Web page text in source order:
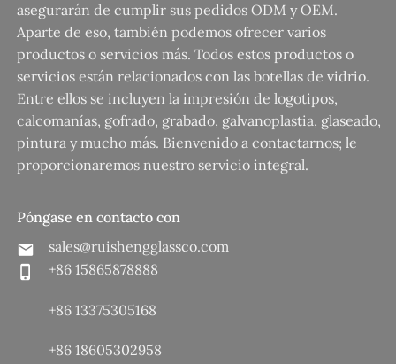
asegurarán de cumplir sus pedidos ODM y OEM.
Aparte de eso, también podemos ofrecer varios
productos o servicios más. Todos estos productos o
servicios están relacionados con las botellas de vidrio.
Entre ellos se incluyen la impresión de logotipos,
calcomanías, gofrado, grabado, galvanoplastia, glaseado,
pintura y mucho más. Bienvenido a contactarnos; le
proporcionaremos nuestro servicio integral.
Póngase en contacto con
sales@ruishengglassco.com
+86 15865878888
+86 13375305168
+86 18605302958